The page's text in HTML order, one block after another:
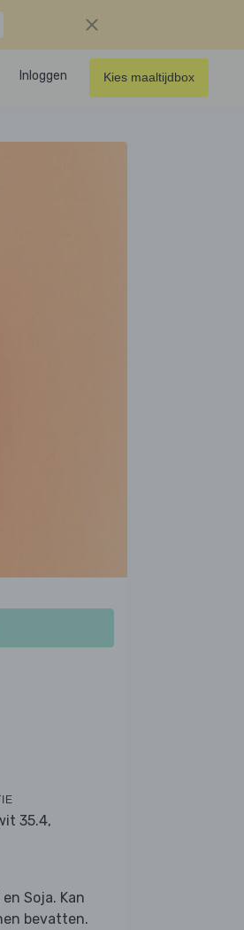
Inloggen Kies maaltijdbox
35.4,
Soja. Kan
bevatten.